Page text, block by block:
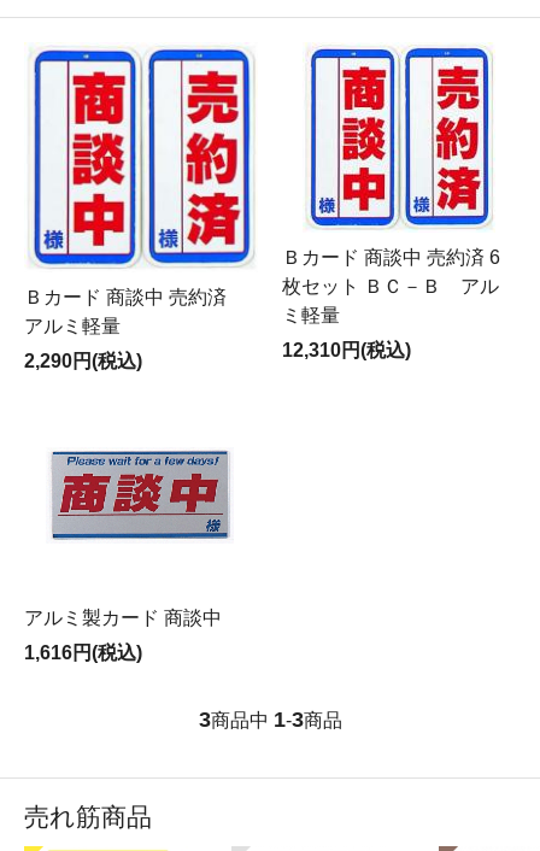
Ｂカード 商談中 売約済
アルミ軽量
2,290円(税込)
Ｂカード 商談中 売約済 6
枚セット ＢＣ－Ｂ アル
ミ軽量
12,310円(税込)
アルミ製カード 商談中
1,616円(税込)
3商品中 1-3商品
売れ筋商品